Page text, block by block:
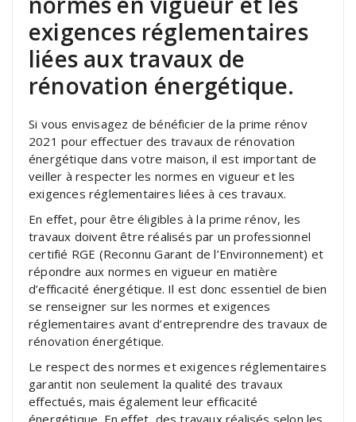
exigences réglementaires
liées aux travaux de
rénovation énergétique.
Si vous envisagez de bénéficier de la prime rénov
2021 pour effectuer des travaux de rénovation
énergétique dans votre maison, il est important de
veiller à respecter les normes en vigueur et les
exigences réglementaires liées à ces travaux.
En effet, pour être éligibles à la prime rénov, les
travaux doivent être réalisés par un professionnel
certifié RGE (Reconnu Garant de l’Environnement) et
répondre aux normes en vigueur en matière
d’efficacité énergétique. Il est donc essentiel de bien
se renseigner sur les normes et exigences
réglementaires avant d’entreprendre des travaux de
rénovation énergétique.
Le respect des normes et exigences réglementaires
garantit non seulement la qualité des travaux
effectués, mais également leur efficacité
énergétique. En effet, des travaux réalisés selon les